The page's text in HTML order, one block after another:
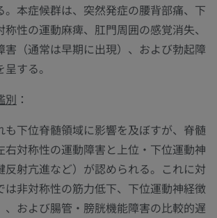
。本症候群は、突然発症の腰背部痛、下
性の運動麻痺、肛門周囲の感覚消失、
害（通常は早期に出現）、および勃起障
する。
別 ：
も下位脊髄領域に影響を及ぼすが、脊髄
右対称性の運動障害と上位・下位運動神
反射亢進など）が認められる。これに対
は非対称性の筋力低下、下位運動神経徴
、および腸管・膀胱機能障害の比較的遅